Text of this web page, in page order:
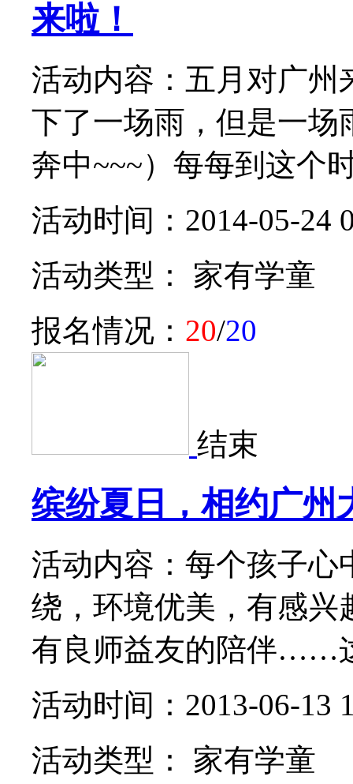
来啦！
活动内容：五月对广州
下了一场雨，但是一场
奔中~~~）每每到这个
活动时间：2014-05-24
活动类型： 家有学童
报名情况： 20/20
结束
缤纷夏日，相约广州
活动内容：每个孩子心
绕，环境优美，有感兴
有良师益友的陪伴……
活动时间：2013-06-13
活动类型： 家有学童